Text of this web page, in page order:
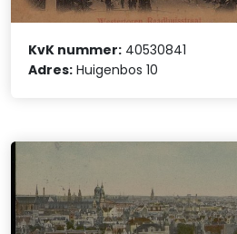
KvK nummer: 40530841
Adres: Huigenbos 10